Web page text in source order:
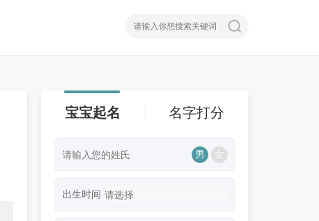
宝宝起名 名字打分
男 女
出生时间